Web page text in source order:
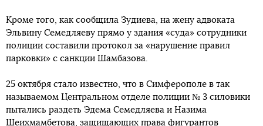
Кроме того, как сообщила Зудиева, на жену адвоката
Эльвину Семедляеву прямо у здания «суда» сотрудники
полиции составили протокол за «нарушение правил
парковки» с санкции Шамбазова.
25 октября стало известно, что в Симферополе в так
называемом Центральном отделе полиции № 3 силовики
пытались раздеть Эдема Семедляева и Назима
Шеихмамбетова, защищающих права фигурантов